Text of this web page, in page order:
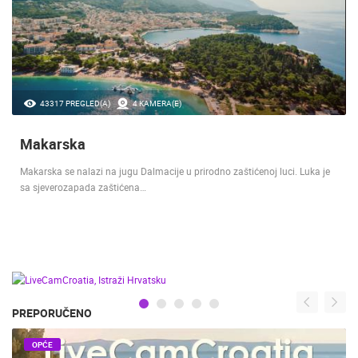
43317 PREGLED(A) 4 KAMERA(E)
Makarska
Makarska se nalazi na jugu Dalmacije u prirodno zaštićenoj luci. Luka je
sa sjeverozapada zaštićena…
PREPORUČENO
OPĆE